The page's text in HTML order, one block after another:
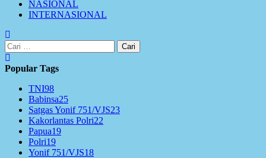
NASIONAL
INTERNASIONAL
Cari
untuk:
Popular Tags
TNI98
Babinsa25
Satgas Yonif 751/VJS23
Kakorlantas Polri22
Papua19
Polri19
Yonif 751/VJS18